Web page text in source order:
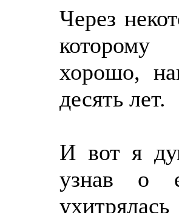
Через
хорошо,
десять лет.
И вот я
узнав о